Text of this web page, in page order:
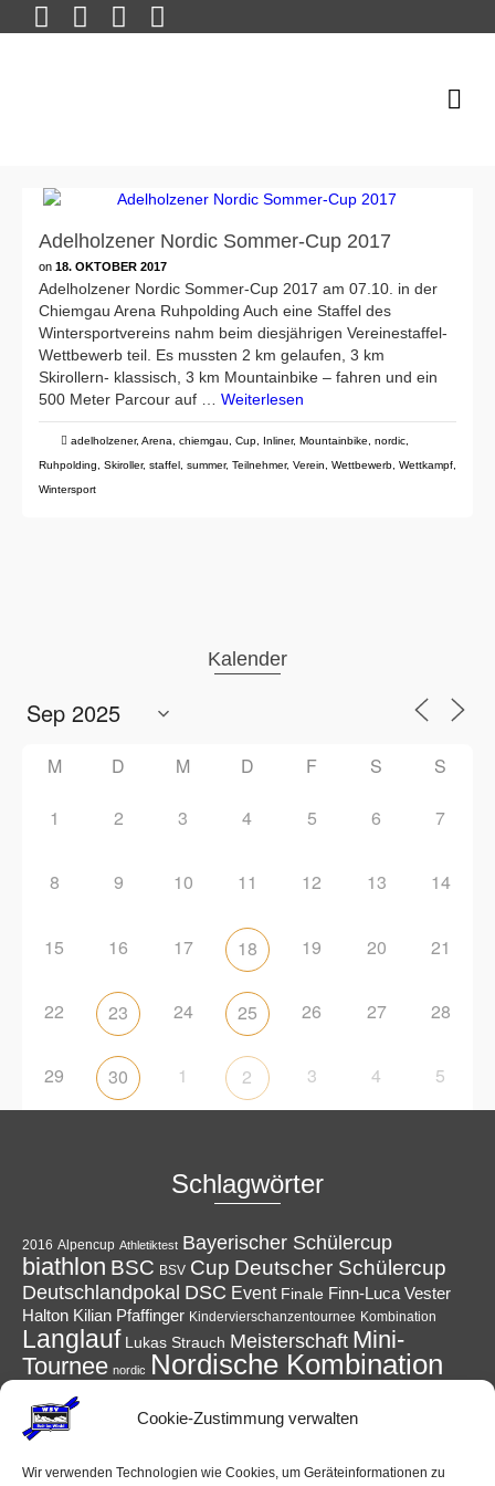
Cookie-Zustimmung verwalten
Wir verwenden Technologien wie Cookies, um Geräteinformationen zu
Adelholzener Nordic Sommer-Cup 2017
on 18. OKTOBER 2017
Adelholzener Nordic Sommer-Cup 2017 am 07.10. in der
Chiemgau Arena Ruhpolding Auch eine Staffel des
Wintersportvereins nahm beim diesjährigen Vereinestaffel-
Wettbewerb teil. Es mussten 2 km gelaufen, 3 km
Skirollern- klassisch, 3 km Mountainbike – fahren und ein
500 Meter Parcour auf … Weiterlesen
adelholzener, Arena chiemgau Cup Inliner, Mountainbike nordic
Ruhpolding
Skiroller, staffel summer, Teilnehmer, Verein Wettbewerb Wettkampf
Wintersport
Kalender
M D M D F S S
1 2 3 4 5 6 7
8 9 10 11 12 13 14
15 16 17 18 19 20 21
22 23 24 25 26 27 28
29 30 1 2 3 4 5
Schlagwörter
2016 Alpencup Athletiktest Bayerischer Schülercup
biathlon BSC BSV Cup Deutscher Schülercup
Deutschlandpokal DSC Event Finale Finn-Luca Vester
Halton Kilian Pfaffinger Kindervierschanzentournee Kombination
Langlauf Lukas Strauch Meisterschaft Mini-
Tournee nordic Nordische Kombination
Podest power
Schanzen Schüler Sieg Ski Skiing Skispringen
VereinWettkampfWinterWSV